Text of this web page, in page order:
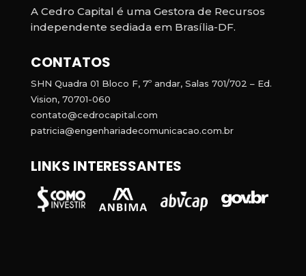
A Cedro Capital é uma Gestora de Recursos
independente sediada em Brasília-DF.
CONTATOS
SHN Quadra 01 Bloco F, 7º andar, Salas 701/702 – Ed.
Vision, 70701-060
contato@cedrocapital.com
patricia@engenhariadecomunicacao.com.br
LINKS INTERESSANTES